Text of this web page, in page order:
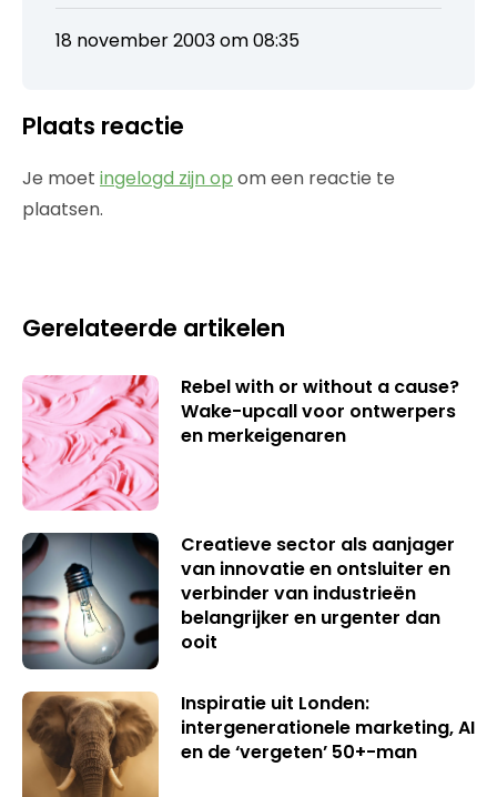
18 november 2003 om 08:35
Plaats reactie
Je moet ingelogd zijn op om een reactie te
plaatsen.
Gerelateerde artikelen
Rebel with or without a cause?
Wake-upcall voor ontwerpers
en merkeigenaren
Creatieve sector als aanjager
van innovatie en ontsluiter en
verbinder van industrieën
belangrijker en urgenter dan
ooit
Inspiratie uit Londen:
intergenerationele marketing, AI
en de ‘vergeten’ 50+-man